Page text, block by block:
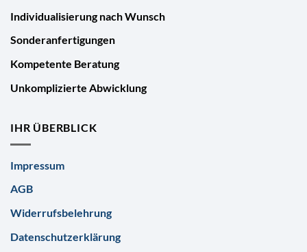
Individualisierung nach Wunsch
Sonderanfertigungen
Kompetente Beratung
Unkomplizierte Abwicklung
IHR ÜBERBLICK
Impressum
AGB
Widerrufsbelehrung
Datenschutzerklärung